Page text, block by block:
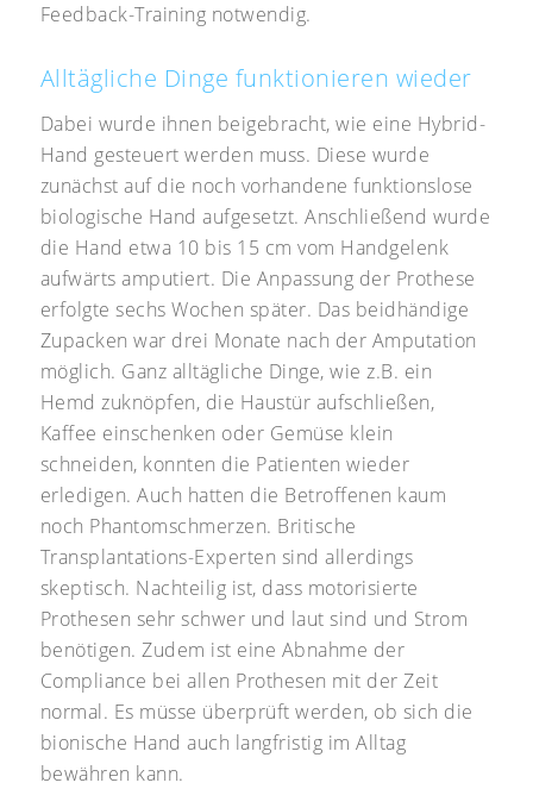
Feedback-Training notwendig.
Alltägliche Dinge funktionieren wieder
Dabei wurde ihnen beigebracht, wie eine Hybrid-
Hand gesteuert werden muss. Diese wurde
zunächst auf die noch vorhandene funktionslose
biologische Hand aufgesetzt. Anschließend wurde
die Hand etwa 10 bis 15 cm vom Handgelenk
aufwärts amputiert. Die Anpassung der Prothese
erfolgte sechs Wochen später. Das beidhändige
Zupacken war drei Monate nach der Amputation
möglich. Ganz alltägliche Dinge, wie z.B. ein
Hemd zuknöpfen, die Haustür aufschließen,
Kaffee einschenken oder Gemüse klein
schneiden, konnten die Patienten wieder
erledigen. Auch hatten die Betroffenen kaum
noch Phantomschmerzen. Britische
Transplantations-Experten sind allerdings
skeptisch. Nachteilig ist, dass motorisierte
Prothesen sehr schwer und laut sind und Strom
benötigen. Zudem ist eine Abnahme der
Compliance bei allen Prothesen mit der Zeit
normal. Es müsse überprüft werden, ob sich die
bionische Hand auch langfristig im Alltag
bewähren kann.